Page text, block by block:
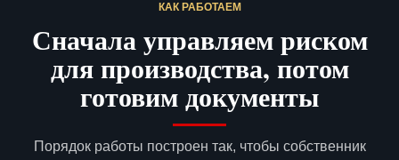
КАК РАБОТАЕМ
Сначала управляем риском
для производства, потом
готовим документы
Порядок работы построен так, чтобы собственник